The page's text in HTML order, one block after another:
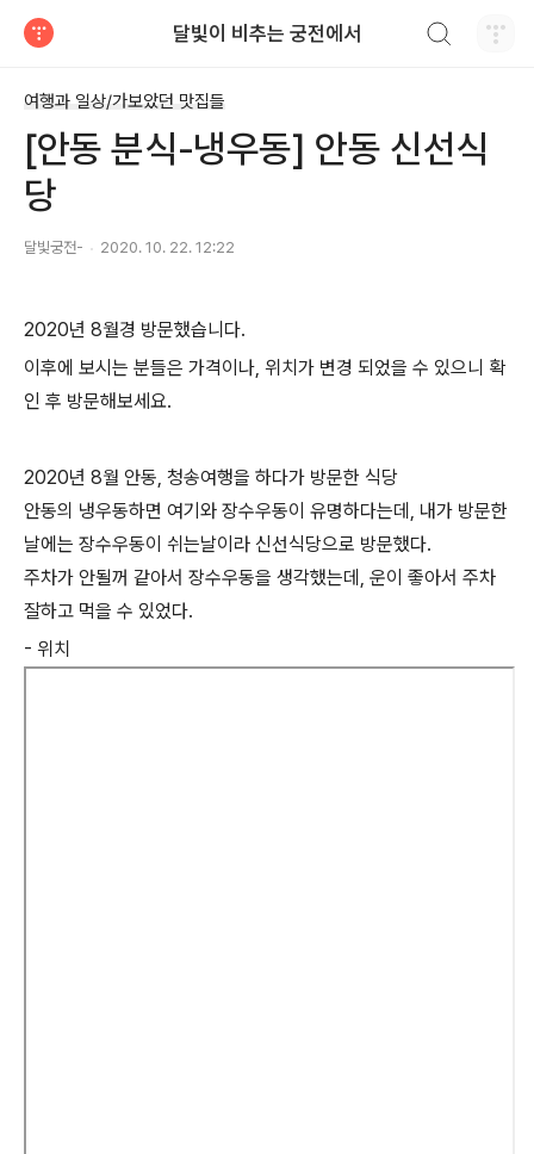
달빛이 비추는 궁전에서
여행과 일상/가보았던 맛집들
[안동 분식-냉우동] 안동 신선식
당
달빛궁전- 2020. 10. 22. 12:22
2020년 8월경 방문했습니다.
이후에 보시는 분들은 가격이나, 위치가 변경 되었을 수 있으니 확
인 후 방문해보세요.
2020년 8월 안동, 청송여행을 하다가 방문한 식당
안동의 냉우동하면 여기와 장수우동이 유명하다는데, 내가 방문한
날에는 장수우동이 쉬는날이라 신선식당으로 방문했다.
주차가 안될꺼 같아서 장수우동을 생각했는데, 운이 좋아서 주차
잘하고 먹을 수 있었다.
- 위치